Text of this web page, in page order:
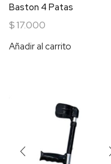
Baston 4 Patas
$17.000
Añadir al carrito